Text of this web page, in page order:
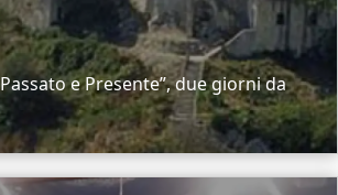
e Presente”, due giorni da